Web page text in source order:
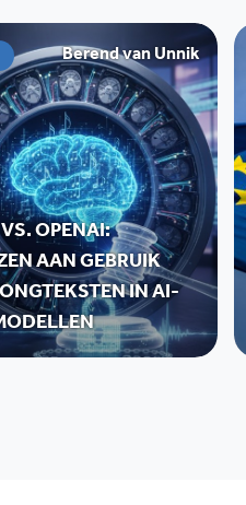
Berend van Unnik
OPENAI:
AAN GEBRUIK
IN AI-